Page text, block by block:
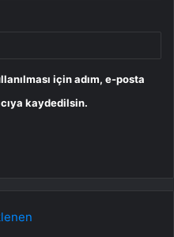
için adım, e-posta
kaydedilsin.